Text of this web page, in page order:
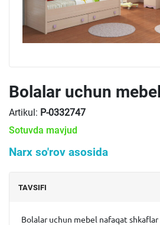
Bolalar uchun
Artikul: P-0332747
Sotuvda mavjud
Narx so'rov asosida
TAVSIFI
Bolalar uchun mebel nafaqat